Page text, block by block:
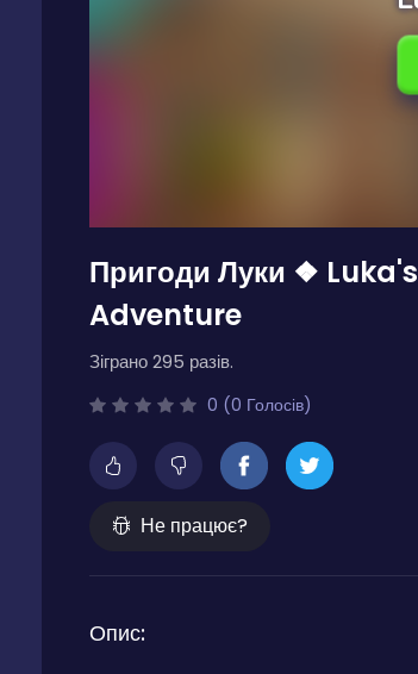
Пригоди Луки ❖ Luka's
Adventure
Зіграно 295 разів.
0 (0 Голосів)
Не працює?
Опис: